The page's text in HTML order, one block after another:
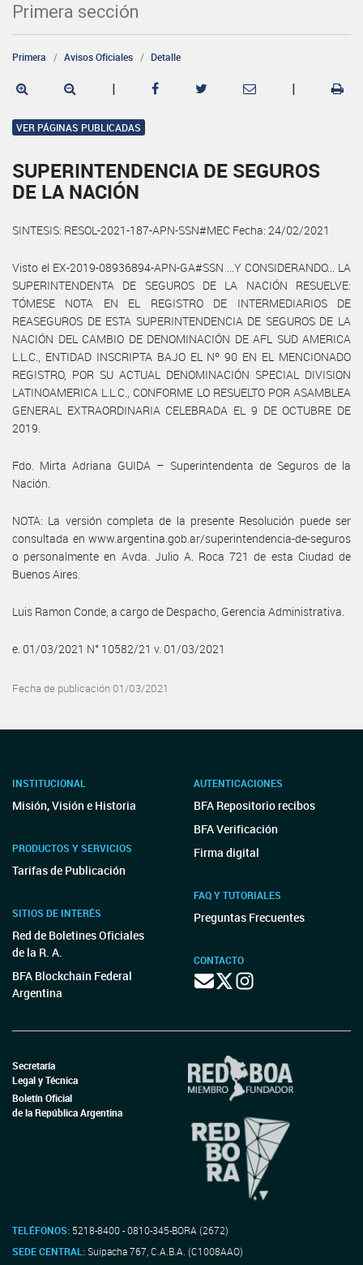
Primera sección
Primera Avisos Oficiales Detalle
| |
VER PÁGINAS PUBLICADAS
SUPERINTENDENCIA DE SEGUROS
DE LA NACIÓN
SINTESIS: RESOL-2021-187-APN-SSN#MEC Fecha: 24/02/2021
Visto el EX-2019-08936894-APN-GA#SSN ...Y CONSIDERANDO... LA
SUPERINTENDENTA DE SEGUROS DE LA NACIÓN RESUELVE:
TÓMESE NOTA EN EL REGISTRO DE INTERMEDIARIOS DE
REASEGUROS DE ESTA SUPERINTENDENCIA DE SEGUROS DE LA
NACIÓN DEL CAMBIO DE DENOMINACIÓN DE AFL SUD AMERICA
L.L.C., ENTIDAD INSCRIPTA BAJO EL Nº 90 EN EL MENCIONADO
REGISTRO, POR SU ACTUAL DENOMINACIÓN SPECIAL DIVISION
LATINOAMERICA L.L.C., CONFORME LO RESUELTO POR ASAMBLEA
GENERAL EXTRAORDINARIA CELEBRADA EL 9 DE OCTUBRE DE
2019.
Fdo. Mirta Adriana GUIDA – Superintendenta de Seguros de la
Nación.
NOTA: La versión completa de la presente Resolución puede ser
consultada en www.argentina.gob.ar/superintendencia-de-seguros
o personalmente en Avda. Julio A. Roca 721 de esta Ciudad de
Buenos Aires.
Luis Ramon Conde, a cargo de Despacho, Gerencia Administrativa.
e. 01/03/2021 N° 10582/21 v. 01/03/2021
Fecha de publicación 01/03/2021
INSTITUCIONAL
Misión, Visión e Historia
PRODUCTOS Y SERVICIOS
Tarifas de Publicación
SITIOS DE INTERÉS
Red de Boletines Oficiales
de la R. A.
BFA Blockchain Federal
Argentina
AUTENTICACIONES
BFA Repositorio recibos
BFA Verificación
Firma digital
FAQ Y TUTORIALES
Preguntas Frecuentes
CONTACTO
Secretaría
Legal y Técnica
Boletín Oficial
de la República Argentina
TELÉFONOS: 5218-8400 - 0810-345-BORA (2672)
SEDE CENTRAL:Suipacha 767, C.A.B.A. (C1008AAO)